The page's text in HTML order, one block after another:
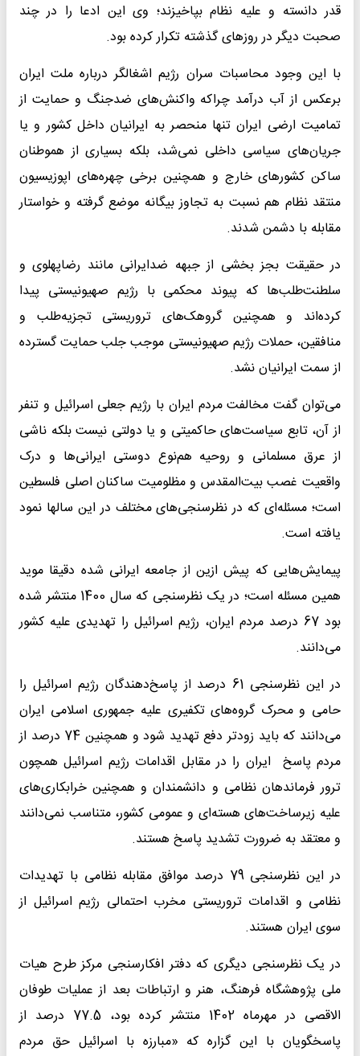
قدر دانسته و علیه نظام بپاخیزند؛ وی این ادعا را در چند
صحبت دیگر در روزهای گذشته تکرار کرده بود.
با این وجود محاسبات سران رژیم اشغالگر درباره ملت ایران
برعکس از آب درآمد چراکه واکنش‌های ضدجنگ و حمایت از
تمامیت ارضی ایران تنها منحصر به ایرانیان داخل کشور و یا
جریان‌های سیاسی داخلی نمی‌شد، بلکه بسیاری از هموطنان
ساکن کشورهای خارج و همچنین برخی چهره‌های اپوزیسیون
منتقد نظام هم نسبت به تجاوز بیگانه موضع گرفته و خواستار
مقابله با دشمن شدند.
در حقیقت بجز بخشی از جبهه ضدایرانی مانند رضاپهلوی و
سلطنت‌طلب‌ها که پیوند محکمی با رژیم صهیونیستی پیدا
کرده‌اند و همچنین گروهک‌های تروریستی تجزیه‌طلب و
منافقین، حملات رژیم صهیونیستی موجب جلب حمایت گسترده
از سمت ایرانیان نشد.
می‌توان گفت مخالفت مردم ایران با رژیم جعلی اسرائیل و تنفر
از آن، تابع سیاست‌های حاکمیتی و یا دولتی نیست بلکه ناشی
از عرق مسلمانی و روحیه هم‌نوع دوستی ایرانی‌ها و درک
واقعیت غصب بیت‌المقدس و مظلومیت ساکنان اصلی فلسطین
است؛ مسئله‌ای که در نظرسنجی‌های مختلف در این سالها نمود
یافته است.
پیمایش‌هایی که پیش ازین از جامعه ایرانی شده دقیقا موید
همین مسئله است؛ در یک نظرسنجی که سال 1400 منتشر شده
بود 67 درصد مردم ایران، رژیم اسرائیل را تهدیدی علیه کشور
می‌دانند.
در این نظرسنجی 61 درصد از پاسخ‌دهندگان رژیم اسرائیل را
حامی و محرک گروه‌های تکفیری علیه جمهوری اسلامی ایران
می‌دانند که باید زودتر دفع تهدید شود و همچنین 74 درصد از
مردم پاسخ ایران را در مقابل اقدامات رژیم اسرائیل همچون
ترور فرماندهان نظامی و دانشمندان و همچنین خرابکاری‌های
علیه زیرساخت‌های هسته‌ای و عمومی کشور، متناسب نمی‌دانند
و معتقد به ضرورت تشدید پاسخ هستند.
در این نظرسنجی 79 درصد موافق مقابله نظامی با تهدیدات
نظامی و اقدامات تروریستی مخرب احتمالی رژیم اسرائیل از
سوی ایران هستند.
در یک نظرسنجی دیگری که دفتر افکارسنجی مرکز طرح هیات
ملی پژوهشگاه فرهنگ، هنر و ارتباطات بعد از عملیات طوفان
الاقصی در مهرماه 1402 منتشر کرده بود، 77.5 درصد از
پاسخگویان با این گزاره که «مبارزه با اسرائیل حق مردم